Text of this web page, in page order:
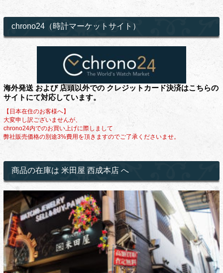
chrono24（時計マーケットサイト）
海外発送 および 店頭以外での クレジットカード決済はこちらの
サイトにて対応しています。
【日本在住のお客様へ】
大変申し訳ございませんが、
chrono24内でのお買い上げに際しまして
弊社販売価格の別途3%費用を頂きますのでご了承くださいませ。
商品の在庫は 米田屋 西成本店 へ